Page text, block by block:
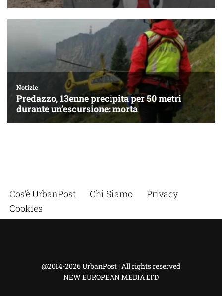
Cos’è UrbanPost Chi Siamo
Privacy
Cookies
@2014-2026 UrbanPost | All rights reserved
NEW EUROPEAN MEDIA LTD